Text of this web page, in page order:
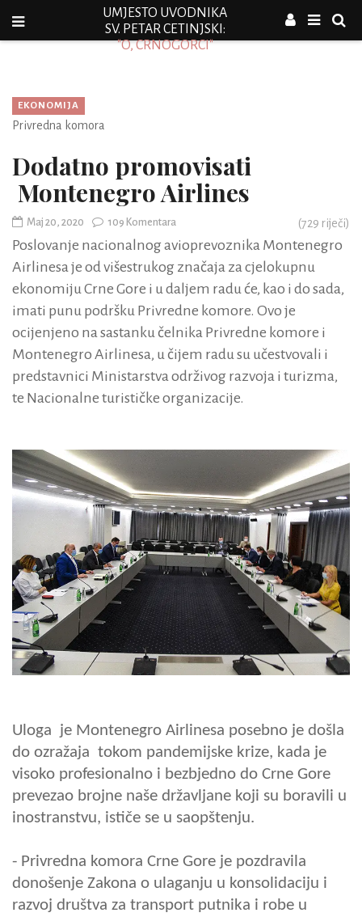
UMJESTO UVODNIKA
SV. PETAR CETINJSKI:
"O, CRNOGORCI"
EKONOMIJA
Privredna komora
Dodatno promovisati
Montenegro Airlines
Maj 20, 2020 109 Komentara (729 riječi)
Poslovanje nacionalnog avioprevoznika Montenegro
Airlinesa je od višestrukog značaja za cjelokupnu
ekonomiju Crne Gore i u daljem radu će, kao i do sada,
imati punu podršku Privredne komore. Ovo je
ocijenjeno na sastanku čelnika Privredne komore i
Montenegro Airlinesa, u čijem radu su učestvovali i
predstavnici Ministarstva održivog razvoja i turizma,
te Nacionalne turističke organizacije.
Uloga je Montenegro Airlinesa posebno je došla
do ozražaja tokom pandemijske krize, kada je
visoko profesionalno i bezbjedno do Crne Gore
prevezao brojne naše državljane koji su boravili u
inostranstvu, ističe se u saopštenju.
- Privredna komora Crne Gore je pozdravila
donošenje Zakona o ulaganju u konsolidaciju i
razvoj društva za transport putnika i robe u